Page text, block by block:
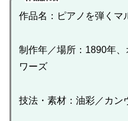
作品名：ピアノを弾くマ
制作年／場所：1890年
ワーズ
技法・素材：油彩／カン